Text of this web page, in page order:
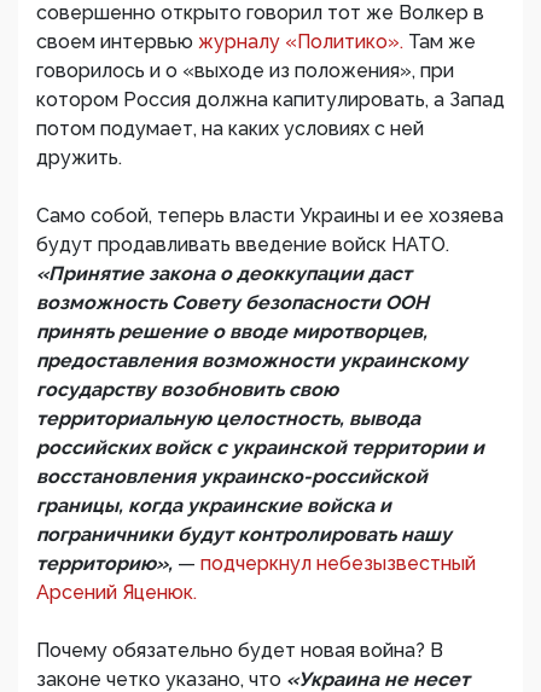
совершенно открыто говорил тот же Волкер в
своем интервью журналу «Политико». Там же
говорилось и о «выходе из положения», при
котором Россия должна капитулировать, а Запад
потом подумает, на каких условиях с ней
дружить.
Само собой, теперь власти Украины и ее хозяева
будут продавливать введение войск НАТО.
«Принятие закона о деоккупации даст
возможность Совету безопасности ООН
принять решение о вводе миротворцев,
предоставления возможности украинскому
государству возобновить свою
территориальную целостность, вывода
российских войск с украинской территории и
восстановления украинско-российской
границы, когда украинские войска и
пограничники будут контролировать нашу
территорию», — подчеркнул небезызвестный
Арсений Яценюк.
Почему обязательно будет новая война? В
законе четко указано, что «Украина не несет